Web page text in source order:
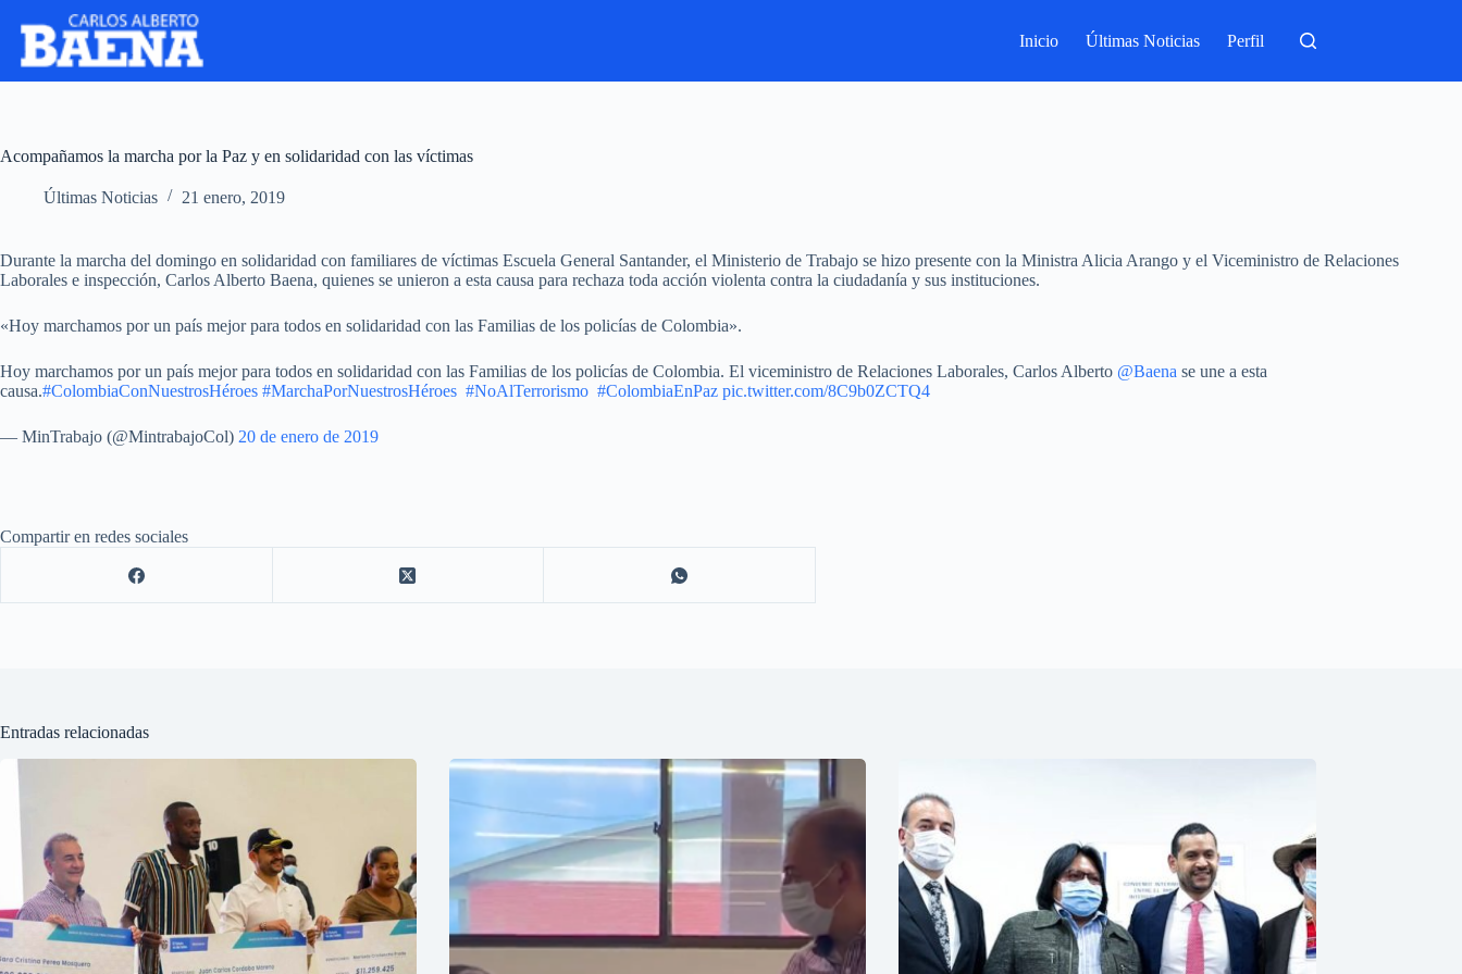
Inicio Últimas Noticias Perfil
Acompañamos la marcha por la Paz y en solidaridad con las víctimas
Últimas Noticias 21 enero, 2019
Durante la marcha del domingo en solidaridad con familiares de víctimas Escuela General Santander, el Ministerio de Trabajo se hizo presente con la Ministra Alicia Arango y el Viceministro de Relaciones
Laborales e inspección, Carlos Alberto Baena, quienes se unieron a esta causa para rechaza toda acción violenta contra la ciudadanía y sus instituciones.
«Hoy marchamos por un país mejor para todos en solidaridad con las Familias de los policías de Colombia».
Hoy marchamos por un país mejor para todos en solidaridad con las Familias de los policías de Colombia. El viceministro de Relaciones Laborales, Carlos Alberto @Baena se une a esta
causa.#ColombiaConNuestrosHéroes #MarchaPorNuestrosHéroes #NoAlTerrorismo #ColombiaEnPaz pic.twitter.com/8C9b0ZCTQ4
— MinTrabajo (@MintrabajoCol) 20 de enero de 2019
Compartir en redes sociales
Entradas relacionadas